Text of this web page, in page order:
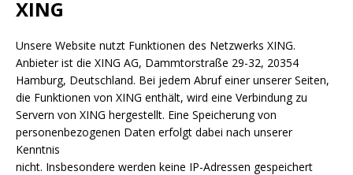
XING
Unsere Website nutzt Funktionen des Netzwerks XING.
Anbieter ist die XING AG, Dammtorstraße 29-32, 20354
Hamburg, Deutschland. Bei jedem Abruf einer unserer Seiten,
die Funktionen von XING enthält, wird eine Verbindung zu
Servern von XING hergestellt. Eine Speicherung von
personenbezogenen Daten erfolgt dabei nach unserer
Kenntnis
nicht. Insbesondere werden keine IP-Adressen gespeichert